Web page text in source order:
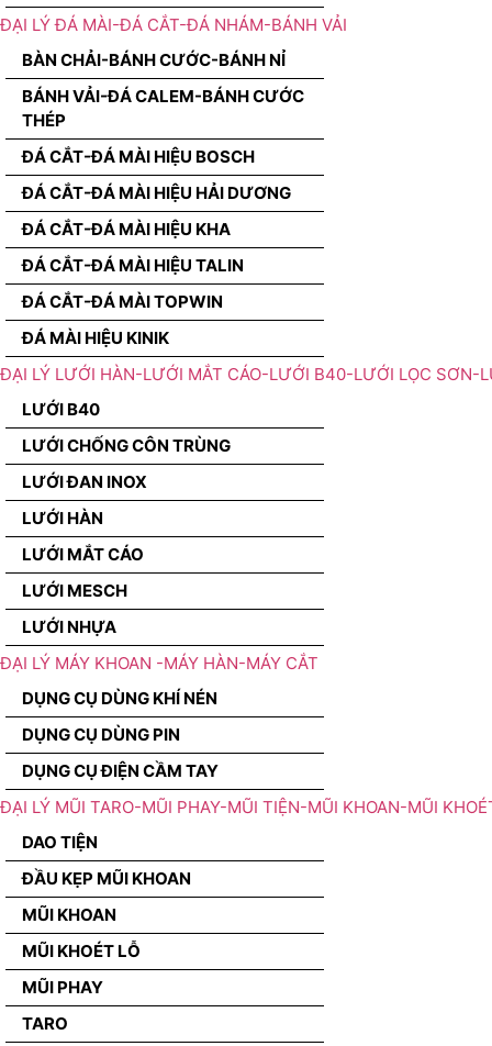
ĐẠI LÝ ĐÁ MÀI-ĐÁ CẮT-ĐÁ NHÁM-BÁNH VẢI
BÀN CHẢI-BÁNH CƯỚC-BÁNH NỈ
BÁNH VẢI-ĐÁ CALEM-BÁNH CƯỚC
THÉP
ĐÁ CẮT-ĐÁ MÀI HIỆU BOSCH
ĐÁ CẮT-ĐÁ MÀI HIỆU HẢI DƯƠNG
ĐÁ CẮT-ĐÁ MÀI HIỆU KHA
ĐÁ CẮT-ĐÁ MÀI HIỆU TALIN
ĐÁ CẮT-ĐÁ MÀI TOPWIN
ĐÁ MÀI HIỆU KINIK
ĐẠI LÝ LƯỚI HÀN-LƯỚI MẮT CÁO-LƯỚI B40-LƯỚI LỌC SƠN-
LƯỚI B40
LƯỚI CHỐNG CÔN TRÙNG
LƯỚI ĐAN INOX
LƯỚI HÀN
LƯỚI MẮT CÁO
LƯỚI MESCH
LƯỚI NHỰA
ĐẠI LÝ MÁY KHOAN -MÁY HÀN-MÁY CẮT
DỤNG CỤ DÙNG KHÍ NÉN
DỤNG CỤ DÙNG PIN
DỤNG CỤ ĐIỆN CẦM TAY
ĐẠI LÝ MŨI TARO-MŨI PHAY-MŨI TIỆN-MŨI KHOAN-MŨI
DAO TIỆN
ĐẦU KẸP MŨI KHOAN
MŨI KHOAN
MŨI KHOÉT LỖ
MŨI PHAY
TARO